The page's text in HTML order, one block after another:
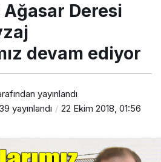
Deresi
devam ediyor
yayınlandı
yayınlandı
22 Ekim 2018, 01:56